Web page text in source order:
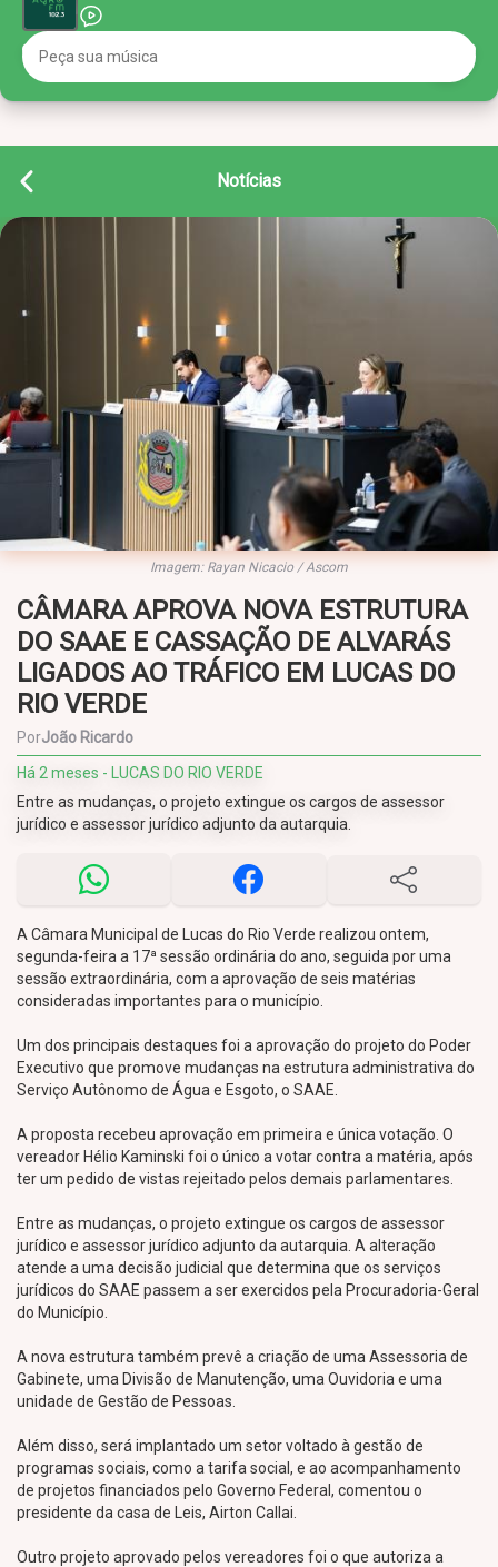
Notícias
Imagem: Rayan Nicacio / Ascom
CÂMARA APROVA NOVA ESTRUTURA
DO SAAE E CASSAÇÃO DE ALVARÁS
LIGADOS AO TRÁFICO EM LUCAS DO
RIO VERDE
PorJoão Ricardo
Há 2 meses - LUCAS DO RIO VERDE
Entre as mudanças, o projeto extingue os cargos de assessor
jurídico e assessor jurídico adjunto da autarquia.
A Câmara Municipal de Lucas do Rio Verde realizou ontem,
segunda-feira a 17ª sessão ordinária do ano, seguida por uma
sessão extraordinária, com a aprovação de seis matérias
consideradas importantes para o município.
Um dos principais destaques foi a aprovação do projeto do Poder
Executivo que promove mudanças na estrutura administrativa do
Serviço Autônomo de Água e Esgoto, o SAAE.
A proposta recebeu aprovação em primeira e única votação. O
vereador Hélio Kaminski foi o único a votar contra a matéria, após
ter um pedido de vistas rejeitado pelos demais parlamentares.
Entre as mudanças, o projeto extingue os cargos de assessor
jurídico e assessor jurídico adjunto da autarquia. A alteração
atende a uma decisão judicial que determina que os serviços
jurídicos do SAAE passem a ser exercidos pela Procuradoria-Geral
do Município.
A nova estrutura também prevê a criação de uma Assessoria de
Gabinete, uma Divisão de Manutenção, uma Ouvidoria e uma
unidade de Gestão de Pessoas.
Além disso, será implantado um setor voltado à gestão de
programas sociais, como a tarifa social, e ao acompanhamento
de projetos financiados pelo Governo Federal, comentou o
presidente da casa de Leis, Airton Callai.
Outro projeto aprovado pelos vereadores foi o que autoriza a